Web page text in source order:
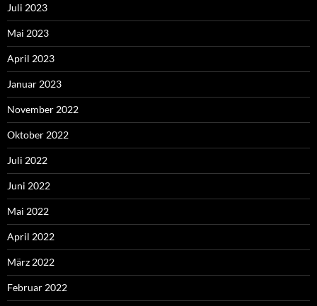
Juli 2023
Mai 2023
April 2023
Januar 2023
November 2022
Oktober 2022
Juli 2022
Juni 2022
Mai 2022
April 2022
März 2022
Februar 2022